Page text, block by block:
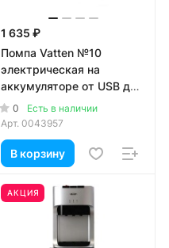
1 635 ₽
Помпа Vatten №10
электрическая на
аккумуляторе от USB для
19л бутылей
0
Есть в наличии
Арт. 0043957
В корзину
АКЦИЯ